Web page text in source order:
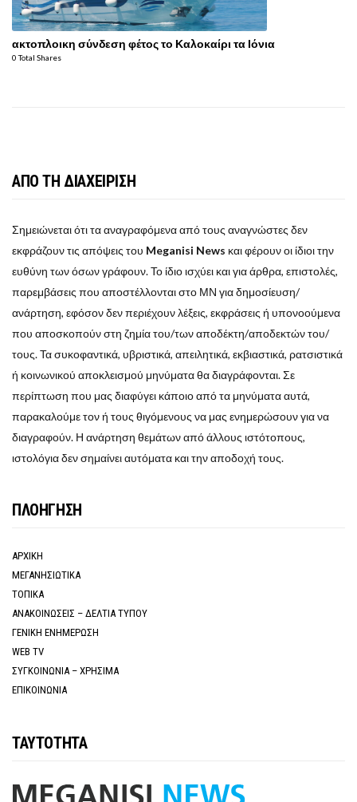
ακτοπλοικη σύνδεση φέτος το Καλοκαίρι τα Ιόνια
0 Total Shares
ΑΠΟ ΤΗ ΔΙΑΧΕΙΡΙΣΗ
Σημειώνεται ότι τα αναγραφόμενα από τους αναγνώστες δεν
εκφράζουν τις απόψεις του Meganisi News και φέρουν οι ίδιοι την
ευθύνη των όσων γράφουν. Το ίδιο ισχύει και για άρθρα, επιστολές,
παρεμβάσεις που αποστέλλονται στο ΜΝ για δημοσίευση/
ανάρτηση, εφόσον δεν περιέχουν λέξεις, εκφράσεις ή υπονοούμενα
που αποσκοπούν στη ζημία του/των αποδέκτη/αποδεκτών του/
τους. Τα συκοφαντικά, υβριστικά, απειλητικά, εκβιαστικά, ρατσιστικά
ή κοινωνικού αποκλεισμού μηνύματα θα διαγράφονται. Σε
περίπτωση που μας διαφύγει κάποιο από τα μηνύματα αυτά,
παρακαλούμε τον ή τους θιγόμενους να μας ενημερώσουν για να
διαγραφούν. Η ανάρτηση θεμάτων από άλλους ιστότοπους,
ιστολόγια δεν σημαίνει αυτόματα και την αποδοχή τους.
ΠΛΟΗΓΗΣΗ
ΑΡΧΙΚΗ
ΜΕΓΑΝΗΣΙΩΤΙΚΑ
ΤΟΠΙΚΑ
ΑΝΑΚΟΙΝΩΣΕΙΣ – ΔΕΛΤΙΑ ΤΥΠΟΥ
ΓΕΝΙΚΗ ΕΝΗΜΕΡΩΣΗ
WEB TV
ΣΥΓΚΟΙΝΩΝΙΑ – ΧΡΗΣΙΜΑ
ΕΠΙΚΟΙΝΩΝΙΑ
ΤΑΥΤΟΤΗΤΑ